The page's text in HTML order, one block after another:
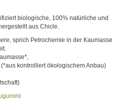
biologische, 100% natürliche und
aus Chicle.
sprich Petrochemie in der Kaumasse
kontrolliert ökologischem Anbau)